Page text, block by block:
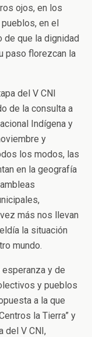
ojos, en los
en el
de que la dignidad
paso florezcan la
del V CNI
de la consulta a
Indígena y
y
los modos, las
en la geografía
más nos llevan
la situación
mundo.
y de
y pueblos
a la que
la Tierra” y
del V CNI,